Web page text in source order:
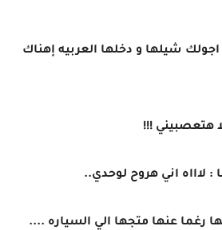
اجولك شيلها و دخلها العربيه إهناك
هتعصبيني !!!
لاااه اني هروح لوحدي..
رغما عنها متجها الي السياره ....